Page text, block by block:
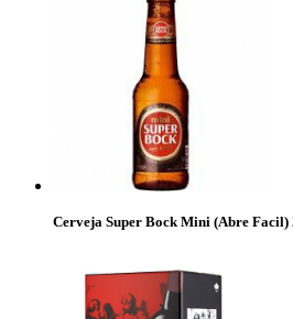
Cerveja Super Bock Mini (Abre Facil)